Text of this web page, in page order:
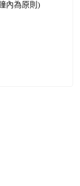
內為原則)